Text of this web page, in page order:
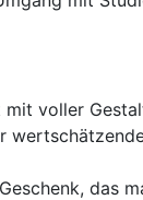
voller
das